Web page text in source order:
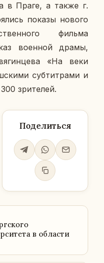
в Праге, а также г.
показы нового
фильма
во­ен­ной драмы,
«На веки
суб­тит­ра­ми и
зри­те­лей.
Поделиться
в области